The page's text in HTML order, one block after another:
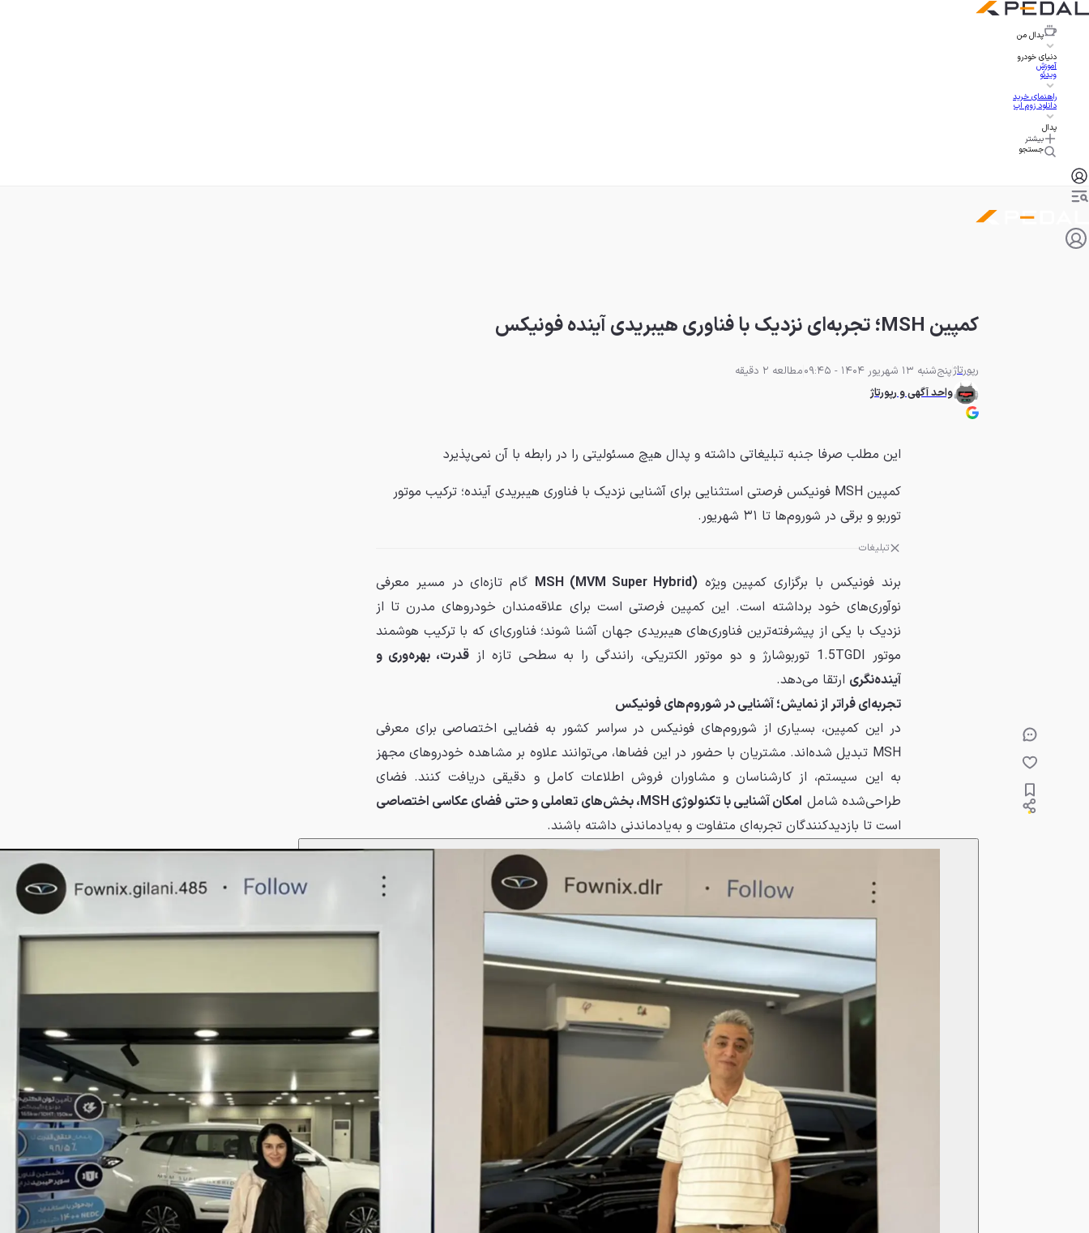
پدال من
دنیای خودرو
آموزش
ویدئو
راهنمای خرید
دانلود زوم اپ
پدال
بیشتر
جستجو
کمپین MSH؛ تجربه‌ای نزدیک با فناوری هیبریدی آینده فونیکس
رپورتاژپنج‌شنبه 13 شهریور 1404 - 09:45
مطالعه 2 دقیقه
واحد آگهی و رپورتاژ
این مطلب صرفا جنبه تبلیغاتی داشته و پدال هیچ مسئولیتی را در رابطه با آن نمی‌پذیرد
کمپین MSH فونیکس فرصتی استثنایی برای آشنایی نزدیک با فناوری هیبریدی آینده؛ ترکیب موتور
توربو و برقی در شوروم‌ها تا ۳۱ شهریور.
تبلیغات
برند فونیکس با برگزاری کمپین ویژهMSH (MVM Super Hybrid) گام تازه‌ای در مسیر معرفی
نوآوری‌های خود برداشته است. این کمپین فرصتی است برای علاقه‌مندان خودروهای مدرن تا از
نزدیک با یکی از پیشرفته‌ترین فناوری‌های هیبریدی جهان آشنا شوند؛ فناوری‌ای که با ترکیب هوشمند
موتور 1.5TGDI توربوشارژ و دو موتور الکتریکی، رانندگی را به سطحی تازه از
قدرت، بهره‌وری و
آینده‌نگری ارتقا می‌دهد.
تجربه‌ای فراتر از نمایش؛ آشنایی در شوروم‌های فونیکس
در این کمپین، بسیاری از شوروم‌های فونیکس در سراسر کشور به فضایی اختصاصی برای معرفی
MSH تبدیل شده‌اند. مشتریان با حضور در این فضاها، می‌توانند علاوه بر مشاهده خودروهای مجهز
به این سیستم، از کارشناسان و مشاوران فروش اطلاعات کامل و دقیقی دریافت کنند. فضای
طراحی‌شده شامل امکان آشنایی با تکنولوژی MSH، بخش‌های تعاملی و حتی فضای عکاسی اختصاصی
است تا بازدیدکنندگان تجربه‌ای متفاوت و به‌یادماندنی داشته باشند.